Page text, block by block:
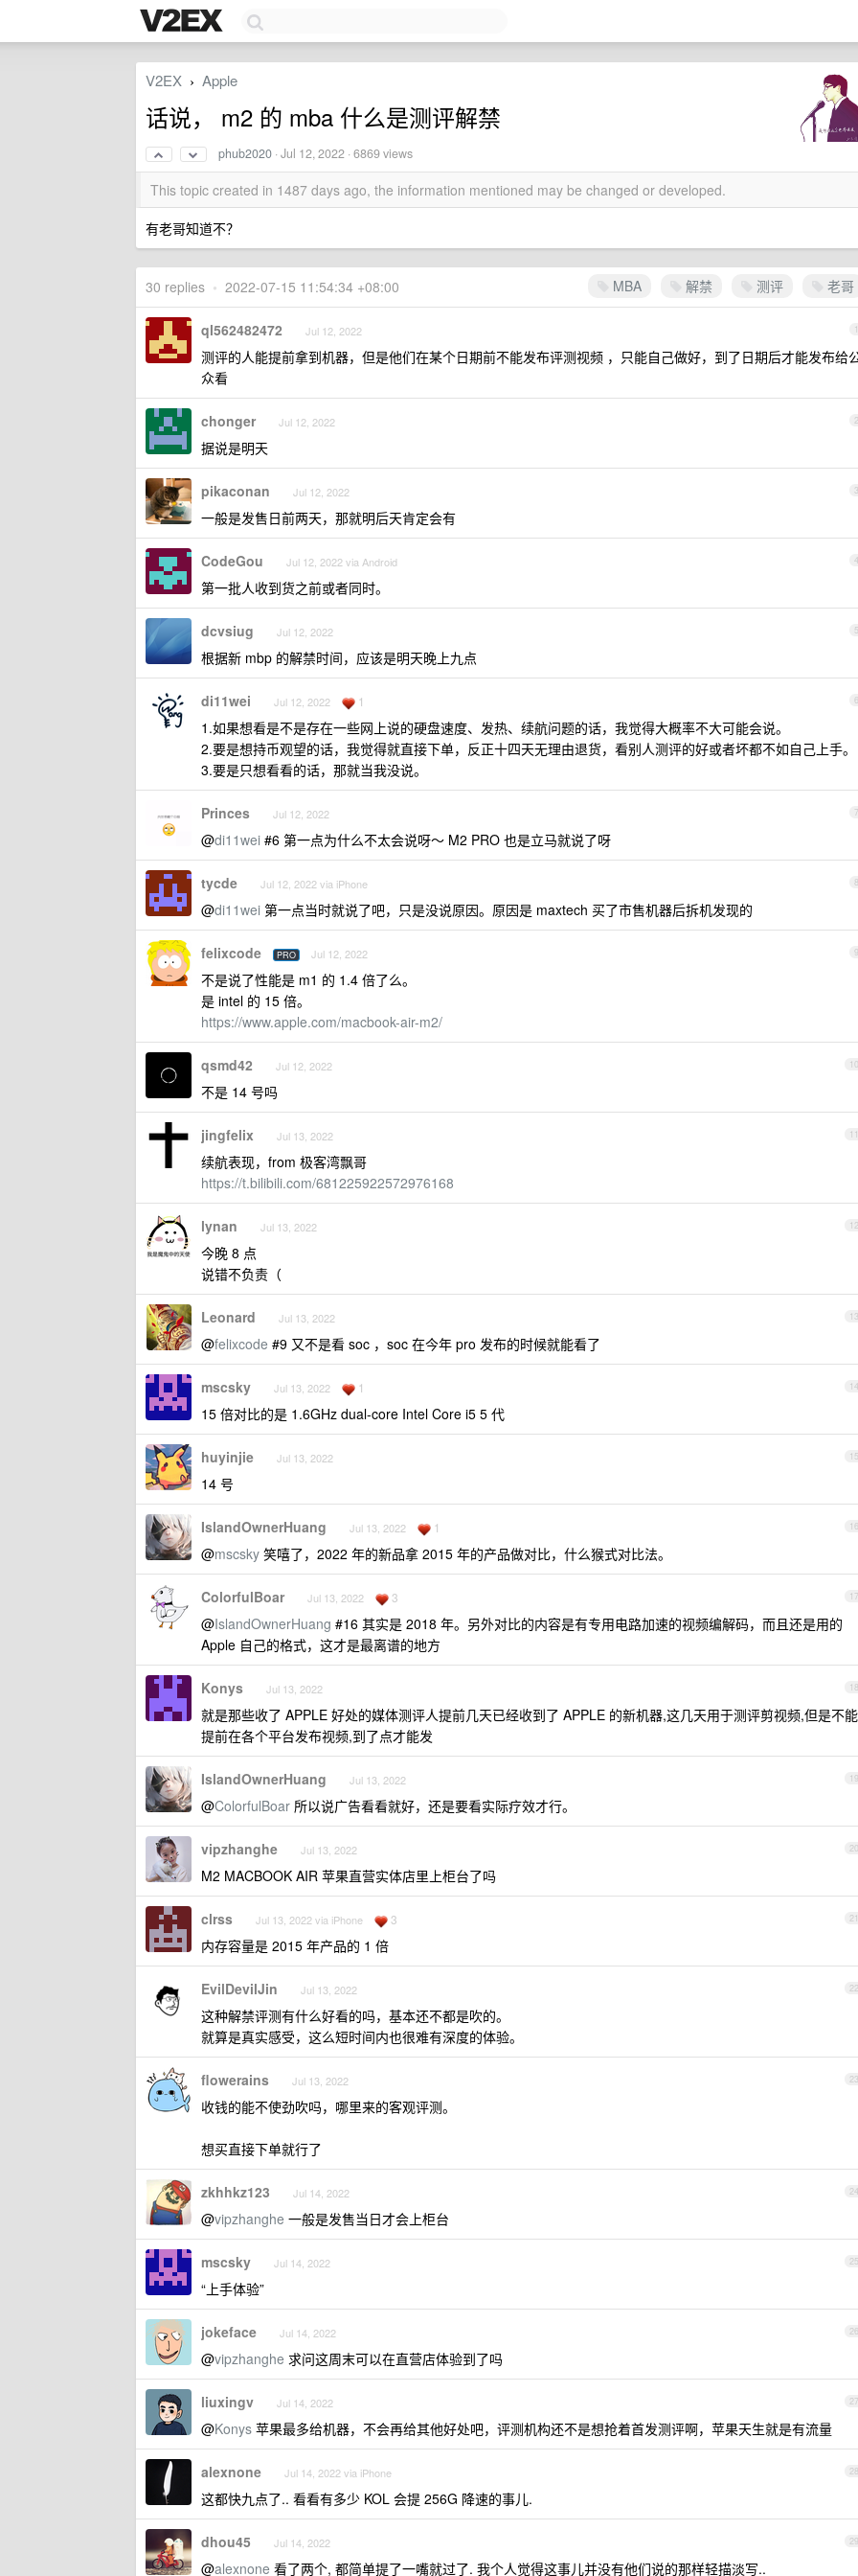
V2EX › Apple
话说， m2 的 mba 什么是测评解禁
phub2020 ·Jul 12, 2022 · 6869 views
This topic created in 1487 days ago, the information mentioned may be changed or developed.
有老哥知道不？
MBA 解禁 测评 老哥
30 replies • 2022-07-15 11:54:34 +08:00
1
ql562482472 Jul 12, 2022
测评的人能提前拿到机器，但是他们在某个日期前不能发布评测视频 ，只能自己做好，到了日期后才能发布给
众看
2
chonger Jul 12, 2022
据说是明天
3
pikaconan Jul 12, 2022
一般是发售日前两天，那就明后天肯定会有
4
CodeGou Jul 12, 2022 via Android
第一批人收到货之前或者同时。
5
dcvsiug Jul 12, 2022
根据新 mbp 的解禁时间，应该是明天晚上九点
6
di11wei Jul 12, 2022 1
1.如果想看是不是存在一些网上说的硬盘速度、发热、续航问题的话，我觉得大概率不大可能会说。
2.要是想持币观望的话，我觉得就直接下单，反正十四天无理由退货，看别人测评的好或者坏都不如自己上手。
3.要是只想看看的话，那就当我没说。
7
Princes Jul 12, 2022
@di11wei #6 第一点为什么不太会说呀～ M2 PRO 也是立马就说了呀
8
tycde Jul 12, 2022 via iPhone
@di11wei 第一点当时就说了吧，只是没说原因。原因是 maxtech 买了市售机器后拆机发现的
9
felixcode PRO Jul 12, 2022
不是说了性能是 m1 的 1.4 倍了么。
是 intel 的 15 倍。
https://www.apple.com/macbook-air-m2/
10
qsmd42 Jul 12, 2022
不是 14 号吗
11
jingfelix Jul 13, 2022
续航表现，from 极客湾飘哥
https://t.bilibili.com/681225922572976168
12
lynan Jul 13, 2022
今晚 8 点
说错不负责（
13
Leonard Jul 13, 2022
@felixcode #9 又不是看 soc ，soc 在今年 pro 发布的时候就能看了
14
mscsky Jul 13, 2022 1
15 倍对比的是 1.6GHz dual-core Intel Core i5 5 代
15
huyinjie Jul 13, 2022
14 号
16
IslandOwnerHuang Jul 13, 2022 1
@mscsky 笑嘻了，2022 年的新品拿 2015 年的产品做对比，什么猴式对比法。
17
ColorfulBoar Jul 13, 2022 3
@IslandOwnerHuang #16 其实是 2018 年。另外对比的内容是有专用电路加速的视频编解码，而且还是用的
Apple 自己的格式，这才是最离谱的地方
18
Konys Jul 13, 2022
就是那些收了 APPLE 好处的媒体测评人提前几天已经收到了 APPLE 的新机器,这几天用于测评剪视频,但是不能
提前在各个平台发布视频,到了点才能发
19
IslandOwnerHuang Jul 13, 2022
@ColorfulBoar 所以说广告看看就好，还是要看实际疗效才行。
20
vipzhanghe Jul 13, 2022
M2 MACBOOK AIR 苹果直营实体店里上柜台了吗
21
clrss Jul 13, 2022 via iPhone 3
内存容量是 2015 年产品的 1 倍
22
EvilDevilJin Jul 13, 2022
这种解禁评测有什么好看的吗，基本还不都是吹的。
就算是真实感受，这么短时间内也很难有深度的体验。
23
flowerains Jul 13, 2022
收钱的能不使劲吹吗，哪里来的客观评测。
想买直接下单就行了
24
zkhhkz123 Jul 14, 2022
@vipzhanghe 一般是发售当日才会上柜台
25
mscsky Jul 14, 2022
“上手体验”
26
jokeface Jul 14, 2022
@vipzhanghe 求问这周末可以在直营店体验到了吗
27
liuxingv Jul 14, 2022
@Konys 苹果最多给机器，不会再给其他好处吧，评测机构还不是想抢着首发测评啊，苹果天生就是有流量
28
alexnone Jul 14, 2022 via iPhone
这都快九点了.. 看看有多少 KOL 会提 256G 降速的事儿.
29
dhou45 Jul 14, 2022
@alexnone 看了两个, 都简单提了一嘴就过了. 我个人觉得这事儿并没有他们说的那样轻描淡写..